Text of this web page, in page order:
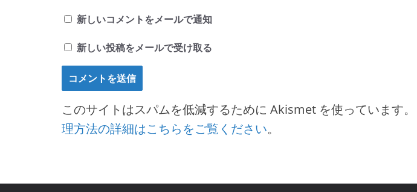
新しいコメントをメールで通知
新しい投稿をメールで受け取る
このサイトはスパムを低減するために Akismet を使っています。
理方法の詳細はこちらをご覧ください。